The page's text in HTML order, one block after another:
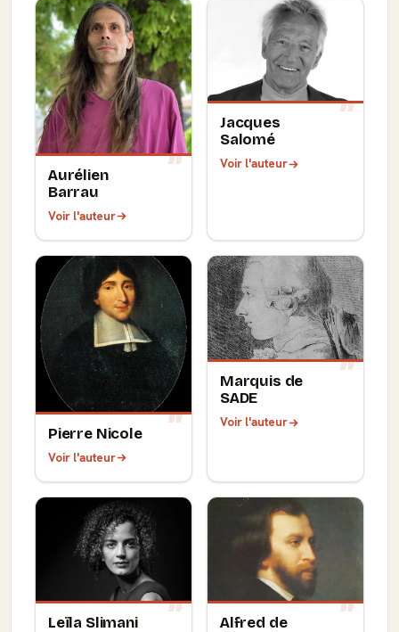
Aurélien
Barrau
Voir l'auteur
Jacques
Salomé
Voir l'auteur
Pierre Nicole
Voir l'auteur
Marquis de
SADE
Voir l'auteur
Leïla Slimani
Alfred de